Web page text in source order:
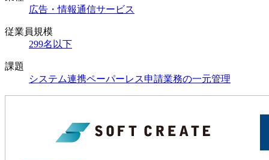
広告・情報通信サービス
従業員規模
299名以下
課題
システム連携ペーパーレス申請業務の一元管理